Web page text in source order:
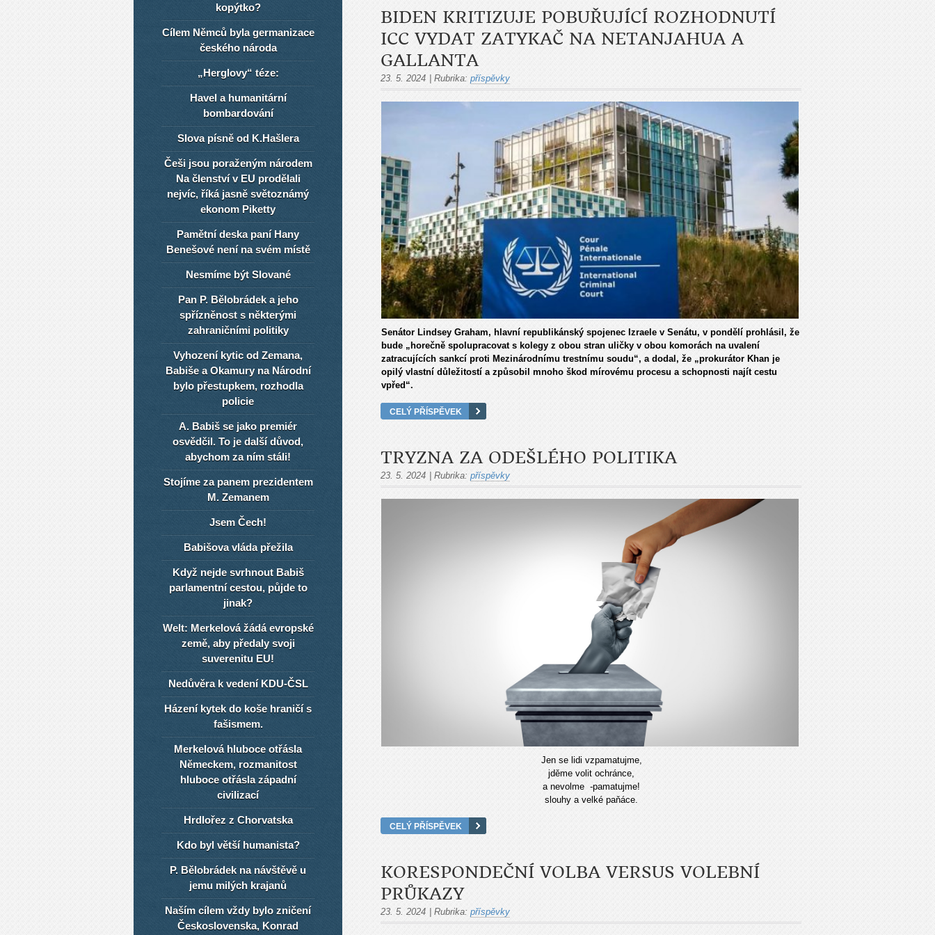
BIDEN KRITIZUJE POBUŘUJÍCÍ ROZHODNUTÍ
ICC VYDAT ZATYKAČ NA NETANJAHUA A
GALLANTA
23. 5. 2024 Rubrika: příspěvky
Senátor Lindsey Graham, hlavní republikánský spojenec Izraele v Senátu, v pondělí prohlásil, že
bude „horečně spolupracovat s kolegy z obou stran uličky v obou komorách na uvalení
zatracujících sankcí proti Mezinárodnímu trestnímu soudu“, a dodal, že „prokurátor Khan je
opilý vlastní důležitostí a způsobil mnoho škod mírovému procesu a schopnosti najít cestu
vpřed“.
CELÝ PŘÍSPĚVEK
TRYZNA ZA ODEŠLÉHO POLITIKA
23. 5. 2024 | Rubrika: příspěvky
Jen se lidi vzpamatujme,
jděme volit ochránce,
a nevolme -pamatujme!
slouhy a velké paňáce.
CELÝ PŘÍSPĚVEK
KORESPONDEČNÍ VOLBA VERSUS VOLEBNÍ
PRŮKAZY
23. 5. 2024 | Rubrika: příspěvky
kopýtko?
Cílem Němců byla germanizace
českého národa
„Herglovy“ téze:
Havel a humanitární
bombardování
Slova písně od K.Hašlera
Češi jsou poraženým národem
Na členství v EU prodělali
nejvíc, říká jasně světoznámý
ekonom Piketty
Pamětní deska paní Hany
Benešové není na svém místě
Nesmíme být Slované
Pan P. Bělobrádek a jeho
spřízněnost s některými
zahraničními politiky
Vyhození kytic od Zemana,
Babiše a Okamury na Národní
bylo přestupkem, rozhodla
policie
A. Babiš se jako premiér
osvědčil. To je další důvod,
abychom za ním stáli!
Stojíme za panem prezidentem
M. Zemanem
Jsem Čech!
Babišova vláda přežila
Když nejde svrhnout Babiš
parlamentní cestou, půjde to
jinak?
Welt: Merkelová žádá evropské
země, aby předaly svoji
suverenitu EU!
Nedůvěra k vedení KDU-ČSL
Házení kytek do koše hraničí s
fašismem.
Merkelová hluboce otřásla
Německem, rozmanitost
hluboce otřásla západní
civilizací
Hrdlořez z Chorvatska
Kdo byl větší humanista?
P. Bělobrádek na návštěvě u
jemu milých krajanů
Naším cílem vždy bylo zničení
Československa, Konrad